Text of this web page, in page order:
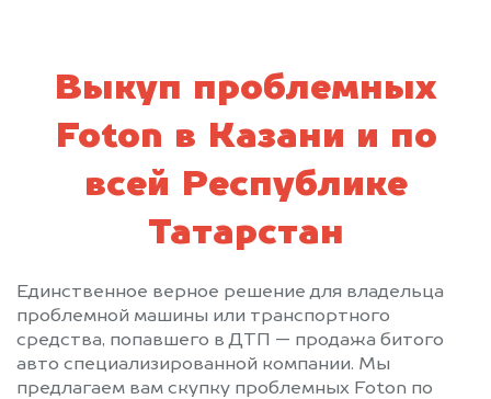
Выкуп проблемных
Foton в Казани и по
всей Республике
Татарстан
Единственное верное решение для владельца
проблемной машины или транспортного
средства, попавшего в ДТП — продажа битого
авто специализированной компании. Мы
предлагаем вам скупку проблемных Foton по